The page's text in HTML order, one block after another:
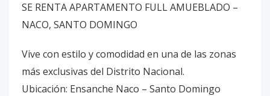
SE RENTA APARTAMENTO FULL AMUEBLADO –
NACO, SANTO DOMINGO
Vive con estilo y comodidad en una de las zonas
más exclusivas del Distrito Nacional.
Ubicación: Ensanche Naco – Santo Domingo